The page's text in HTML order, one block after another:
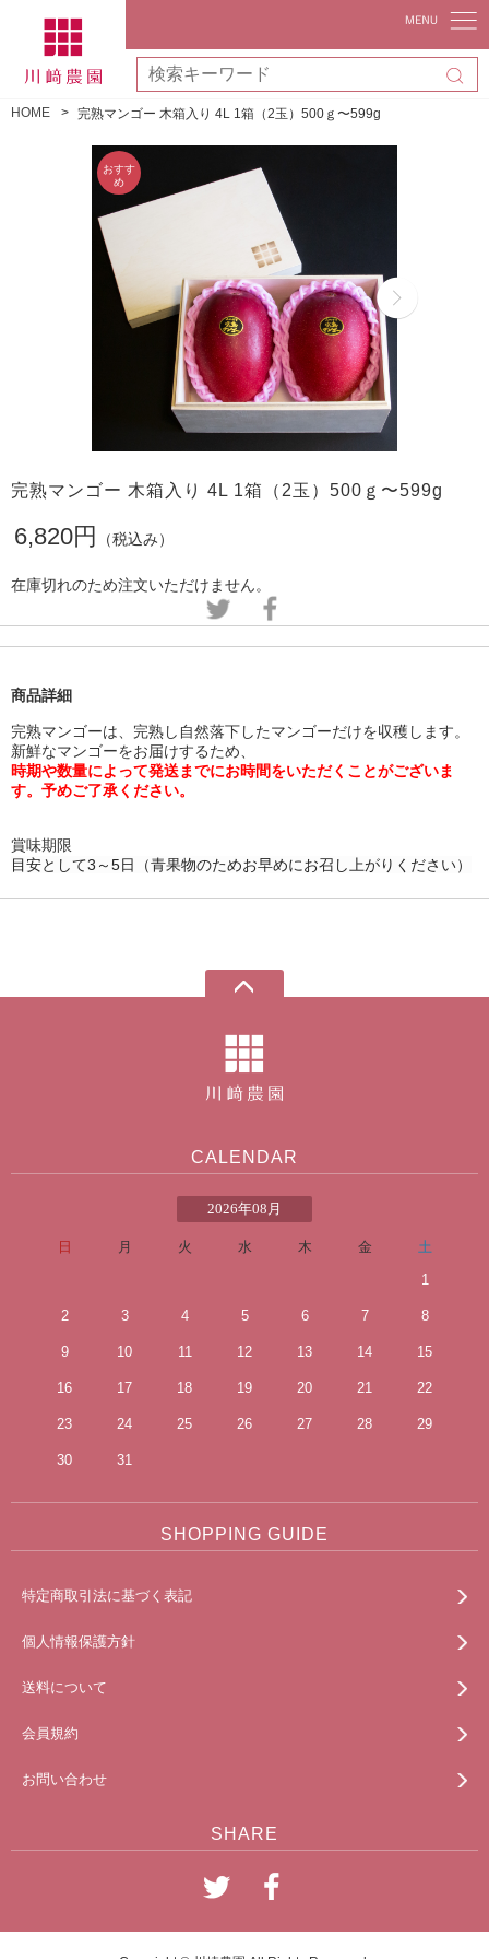
HOME 完熟マンゴー 木箱入り 4L 1箱（2玉）500ｇ〜599g
完熟マンゴー 木箱入り 4L 1箱（2玉）500ｇ〜599g
6,820円 （税込み）
在庫切れのため注文いただけません。
商品詳細
完熟マンゴーは、完熟し自然落下したマンゴーだけを収穫します。
新鮮なマンゴーをお届けするため、
時期や数量によって発送までにお時間をいただくことがございま
す。予めご了承ください。
賞味期限
目安として3～5日（青果物のためお早めにお召し上がりください）
CALENDAR
2026年08月
日 月 火 水 木 金
土
1
2 3 4 5 6 7 8
9 10 11 12 13 14 15
16 17 18 19 20 21 22
23 24 25 26 27 28 29
30 31
SHOPPING GUIDE
特定商取引法に基づく表記
個人情報保護方針
送料について
会員規約
お問い合わせ
SHARE